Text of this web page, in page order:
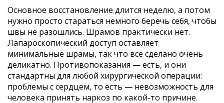
Основное восстановление длится неделю, а потом
нужно просто стараться немного беречь себя, чтобы
швы не разошлись. Шрамов практически нет.
Лапароскопический доступ оставляет
минимальные шрамы, так что все сделано очень
деликатно. Противопоказания — есть, и они
стандартны для любой хирургической операции:
проблемы с сердцем, то есть — невозможность для
человека принять наркоз по какой-то причине.
+7 (926) 656-49-80
info@ves.clinic
БЫСТРЫЕ ССЫЛКИ
О клинике